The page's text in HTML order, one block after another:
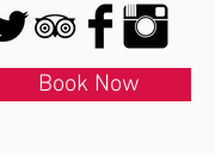
Book Now